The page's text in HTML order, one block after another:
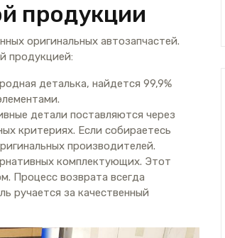
продукции
оригинальных автозапчастей.
продукцией:
деталька, найдется 99,9%
детали поставляются через
критериях. Если собираетесь
производителей.
комплектующих. Этот
Процесс возврата всегда
ручается за качественный